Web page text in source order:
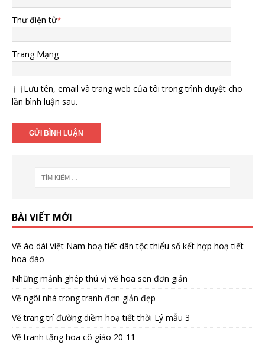
Thư điện tử*
Trang Mạng
Lưu tên, email và trang web của tôi trong trình duyệt cho
lần bình luận sau.
BÀI VIẾT MỚI
Vẽ áo dài Việt Nam hoạ tiết dân tộc thiểu số kết hợp hoạ tiết
hoa đào
Những mảnh ghép thú vị vẽ hoa sen đơn giản
Vẽ ngôi nhà trong tranh đơn giản đẹp
Vẽ trang trí đường diềm hoạ tiết thời Lý mẫu 3
Vẽ tranh tặng hoa cô giáo 20-11